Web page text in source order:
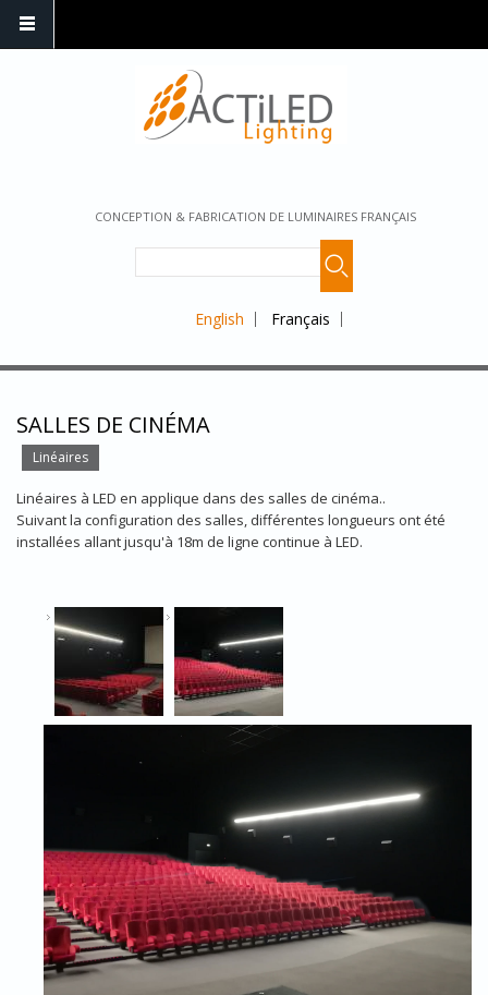
CONCEPTION & FABRICATION DE LUMINAIRES FRANÇAIS
English Français
SALLES DE CINÉMA
Linéaires
Linéaires à LED en applique dans des salles de cinéma..
Suivant la configuration des salles, différentes longueurs ont été
installées allant jusqu'à 18m de ligne continue à LED.